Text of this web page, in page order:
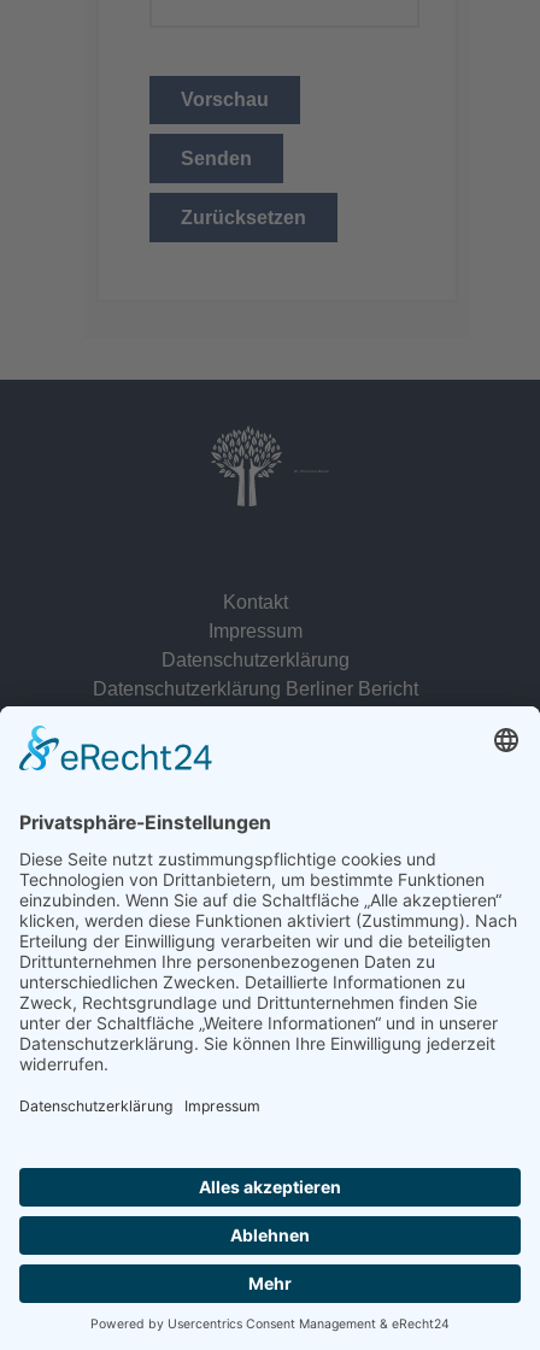
Vorschau
Senden
Zurücksetzen
Dr. Christina Baum
Kontakt
Impressum
Datenschutzerklärung
Datenschutzerklärung Berliner Bericht
© 2022 - 2026 Dr. Christina Baum. Alle Rechte vorbehalten.